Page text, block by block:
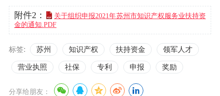
附件2：
关于组织申报2021年苏州市知识产权服务业扶持资
金的通知.PDF
标签: 苏州 知识产权 扶持资金 领军人才
营业执照 社保 专利 申报 奖励
分享给朋友：